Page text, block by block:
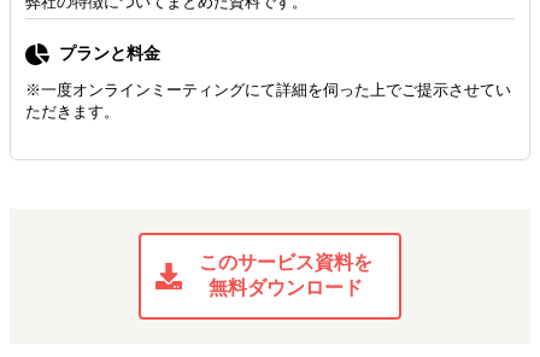
プランと料金
※一度オンラインミーティングにて詳細を伺った上でご提示させてい
ただきます。
このサービス資料を
無料ダウンロード